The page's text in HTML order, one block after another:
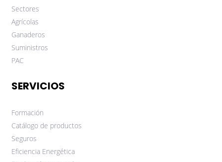
Sectores
Agrícolas
Ganaderos
Suministros
PAC
SERVICIOS
Formación
Catálogo de productos
Seguros
Eficiencia Energética